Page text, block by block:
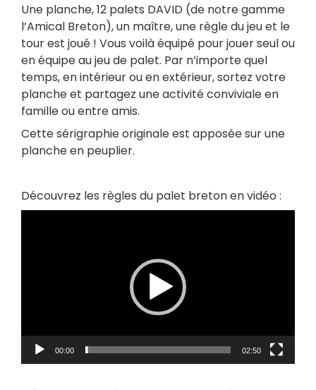
Une planche, 12 palets DAVID (de notre gamme
l’Amical Breton), un maître, une règle du jeu et le
tour est joué ! Vous voilà équipé pour jouer seul ou
en équipe au jeu de palet. Par n’importe quel
temps, en intérieur ou en extérieur, sortez votre
planche et partagez une activité conviviale en
famille ou entre amis.
Cette sérigraphie originale est apposée sur une
planche en peuplier.
Découvrez les règles du palet breton en vidéo :
00:00 02:50